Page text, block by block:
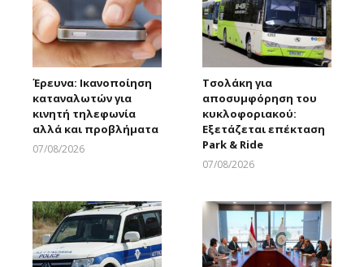
Έρευνα: Ικανοποίηση
καταναλωτών για
κινητή τηλεφωνία
αλλά και προβλήματα
07/08/2026
Τσολάκη για
αποσυμφόρηση του
κυκλοφοριακού:
Εξετάζεται επέκταση
Park & Ride
07/08/2026